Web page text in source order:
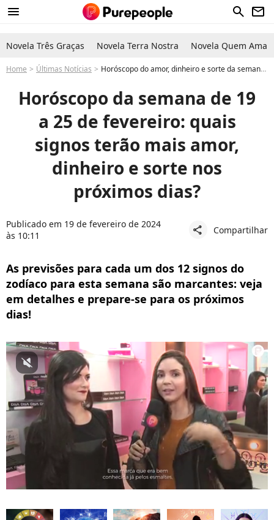
menu search newsletter
Novela Três Graças Novela Terra Nostra Novela Quem Ama
Home Últimas Notícias Horóscopo do amor, dinheiro e sorte da semana de 19/02 a 25/02: veja lista de previsões para cada um dos signos
Horóscopo da semana de 19
a 25 de fevereiro: quais
signos terão mais amor,
dinheiro e sorte nos
próximos dias?
Publicado em 19 de fevereiro de 2024
às 10:11
share Compartilhar
As previsões para cada um dos 12 signos do
zodíaco para esta semana são marcantes: veja
em detalhes e prepare-se para os próximos
dias!